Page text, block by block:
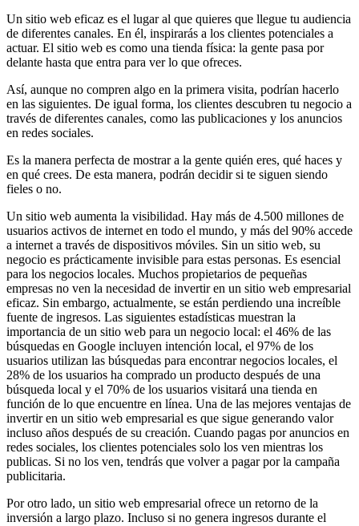
Un sitio web eficaz es el lugar al que quieres que llegue tu audiencia
de diferentes canales. En él, inspirarás a los clientes potenciales a
actuar. El sitio web es como una tienda física: la gente pasa por
delante hasta que entra para ver lo que ofreces.
Así, aunque no compren algo en la primera visita, podrían hacerlo
en las siguientes. De igual forma, los clientes descubren tu negocio a
través de diferentes canales, como las publicaciones y los anuncios
en redes sociales.
Es la manera perfecta de mostrar a la gente quién eres, qué haces y
en qué crees. De esta manera, podrán decidir si te siguen siendo
fieles o no.
Un sitio web aumenta la visibilidad. Hay más de 4.500 millones de
usuarios activos de internet en todo el mundo, y más del 90% accede
a internet a través de dispositivos móviles. Sin un sitio web, su
negocio es prácticamente invisible para estas personas. Es esencial
para los negocios locales. Muchos propietarios de pequeñas
empresas no ven la necesidad de invertir en un sitio web empresarial
eficaz. Sin embargo, actualmente, se están perdiendo una increíble
fuente de ingresos. Las siguientes estadísticas muestran la
importancia de un sitio web para un negocio local: el 46% de las
búsquedas en Google incluyen intención local, el 97% de los
usuarios utilizan las búsquedas para encontrar negocios locales, el
28% de los usuarios ha comprado un producto después de una
búsqueda local y el 70% de los usuarios visitará una tienda en
función de lo que encuentre en línea. Una de las mejores ventajas de
invertir en un sitio web empresarial es que sigue generando valor
incluso años después de su creación. Cuando pagas por anuncios en
redes sociales, los clientes potenciales solo los ven mientras los
publicas. Si no los ven, tendrás que volver a pagar por la campaña
publicitaria.
Por otro lado, un sitio web empresarial ofrece un retorno de la
inversión a largo plazo. Incluso si no genera ingresos durante el